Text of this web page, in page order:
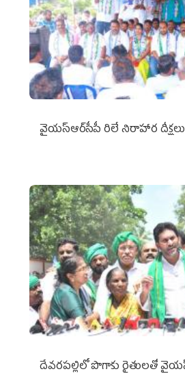
వైయ‌స్ఆర్‌సీపీ రిలే నిరాహార
దేవరపల్లిలో పొగాకు రైతులతో